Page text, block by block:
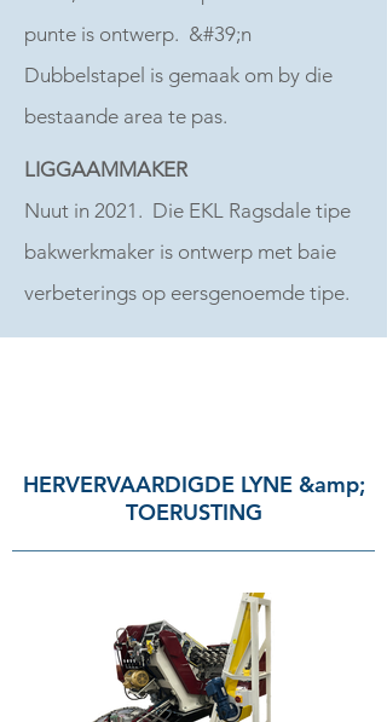
punte is ontwerp. &#39;n
Dubbelstapel is gemaak om by die
bestaande area te pas.
LIGGAAMMAKER
Nuut in 2021. Die EKL Ragsdale tipe
bakwerkmaker is ontwerp met baie
verbeterings op eersgenoemde tipe.
HERVERVAARDIGDE LYNE &amp;
TOERUSTING